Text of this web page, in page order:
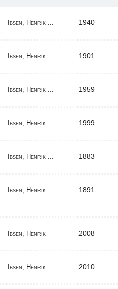
Ibsen, Henrik ... 1940
Ibsen, Henrik ... 1901
Ibsen, Henrik ... 1959
Ibsen, Henrik 1999
Ibsen, Henrik ... 1883
Ibsen, Henrik ... 1891
Ibsen, Henrik 2008
Ibsen, Henrik ... 2010